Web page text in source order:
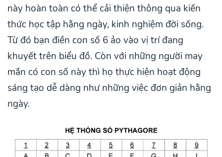
này hoàn toàn có thể cải thiện thông qua kiến
thức học tập hằng ngày, kinh nghiệm đời sống.
Từ đó bạn điền con số 6 ảo vào vị trí đang
khuyết trên biểu đồ. Còn với những người may
mắn có con số này thì họ thực hiện hoạt động
sáng tạo dễ dàng như những việc đơn giản hằng
ngày.